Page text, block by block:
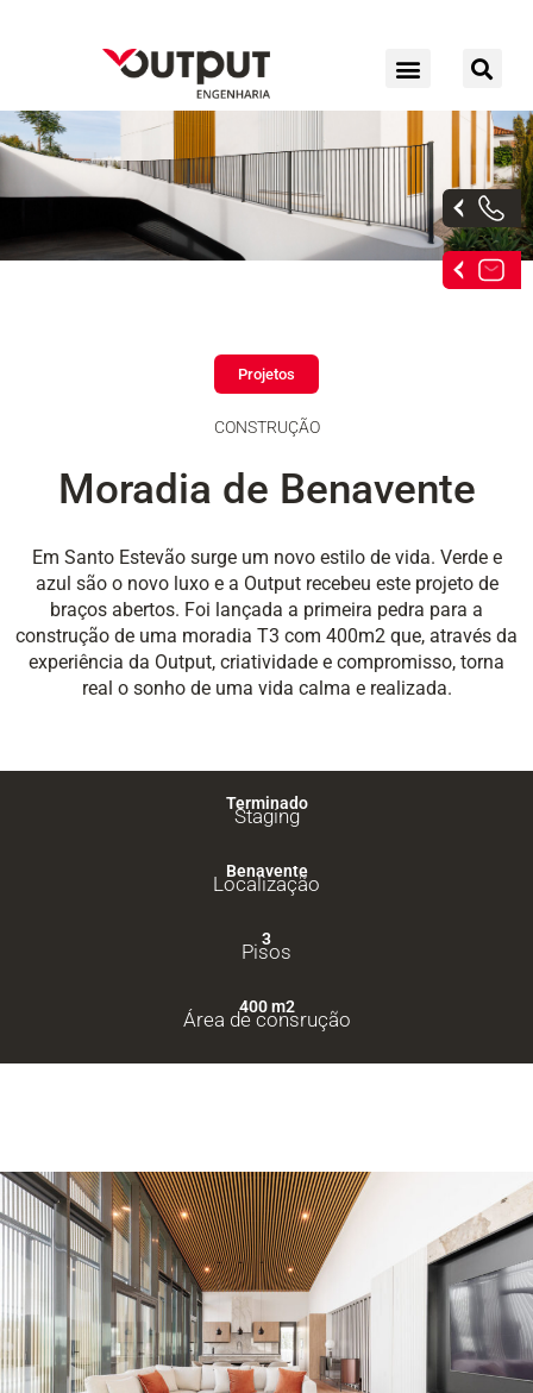
Moradia de Benavente
/Residencial/ By Output
Projetos
CONSTRUÇÃO
Moradia de Benavente​
Em Santo Estevão surge um novo estilo de vida. Verde e
azul são o novo luxo e a Output recebeu este projeto de
braços abertos. Foi lançada a primeira pedra para a
construção de uma moradia T3 com 400m2 que, através da
experiência da Output, criatividade e compromisso, torna
real o sonho de uma vida calma e realizada.
Terminado
Staging
Benavente
Localização
3
Pisos
400 m2
Área de consrução